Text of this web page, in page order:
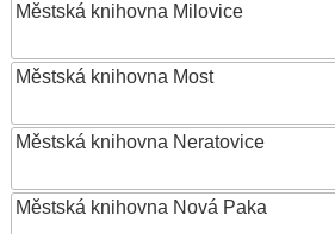
Městská knihovna Milovice
Městská knihovna Most
Městská knihovna Neratovice
Městská knihovna Nová Paka